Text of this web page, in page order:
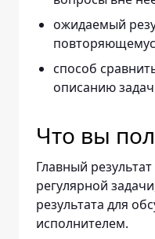
ожидаемый
способ
описанию
Что вы
Главный
регулярной
результата для
исполнителем.